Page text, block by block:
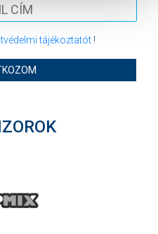
tájékoztatót!